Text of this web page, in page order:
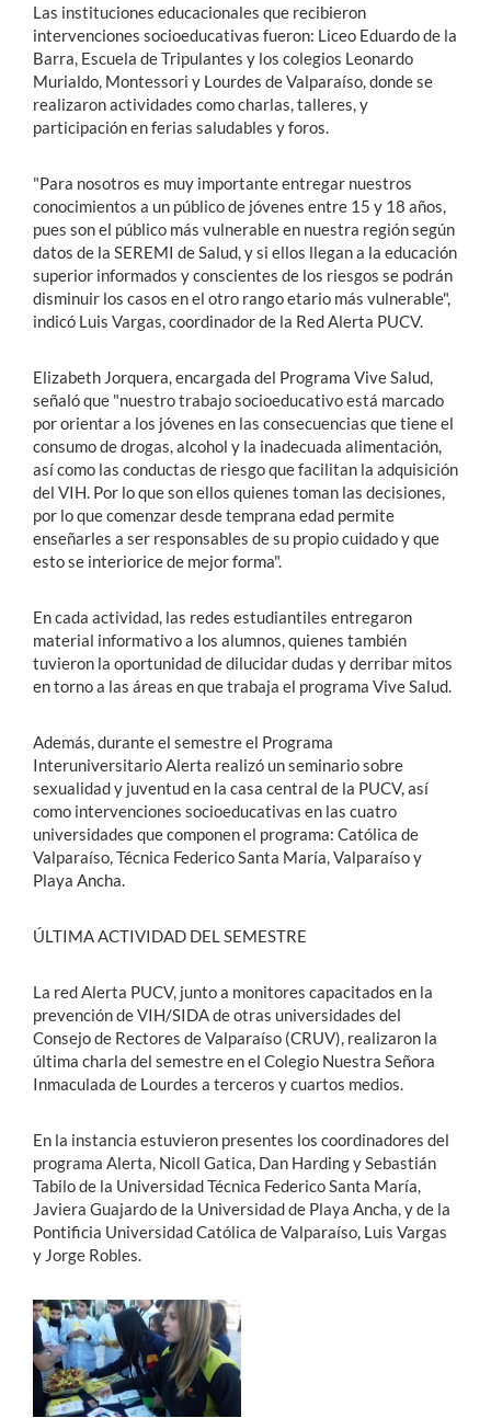
Las instituciones educacionales que recibieron
intervenciones socioeducativas fueron: Liceo Eduardo de la
Barra, Escuela de Tripulantes y los colegios Leonardo
Murialdo, Montessori y Lourdes de Valparaíso, donde se
realizaron actividades como charlas, talleres, y
participación en ferias saludables y foros.
"Para nosotros es muy importante entregar nuestros
conocimientos a un público de jóvenes entre 15 y 18 años,
pues son el público más vulnerable en nuestra región según
datos de la SEREMI de Salud, y si ellos llegan a la educación
superior informados y conscientes de los riesgos se podrán
disminuir los casos en el otro rango etario más vulnerable",
indicó Luis Vargas, coordinador de la Red Alerta PUCV.
Elizabeth Jorquera, encargada del Programa Vive Salud,
señaló que "nuestro trabajo socioeducativo está marcado
por orientar a los jóvenes en las consecuencias que tiene el
consumo de drogas, alcohol y la inadecuada alimentación,
así como las conductas de riesgo que facilitan la adquisición
del VIH. Por lo que son ellos quienes toman las decisiones,
por lo que comenzar desde temprana edad permite
enseñarles a ser responsables de su propio cuidado y que
esto se interiorice de mejor forma".
En cada actividad, las redes estudiantiles entregaron
material informativo a los alumnos, quienes también
tuvieron la oportunidad de dilucidar dudas y derribar mitos
en torno a las áreas en que trabaja el programa Vive Salud.
Además, durante el semestre el Programa
Interuniversitario Alerta realizó un seminario sobre
sexualidad y juventud en la casa central de la PUCV, así
como intervenciones socioeducativas en las cuatro
universidades que componen el programa: Católica de
Valparaíso, Técnica Federico Santa María, Valparaíso y
Playa Ancha.
ÚLTIMA ACTIVIDAD DEL SEMESTRE
La red Alerta PUCV, junto a monitores capacitados en la
prevención de VIH/SIDA de otras universidades del
Consejo de Rectores de Valparaíso (CRUV), realizaron la
última charla del semestre en el Colegio Nuestra Señora
Inmaculada de Lourdes a terceros y cuartos medios.
En la instancia estuvieron presentes los coordinadores del
programa Alerta, Nicoll Gatica, Dan Harding y Sebastián
Tabilo de la Universidad Técnica Federico Santa María,
Javiera Guajardo de la Universidad de Playa Ancha, y de la
Pontificia Universidad Católica de Valparaíso, Luis Vargas
y Jorge Robles.